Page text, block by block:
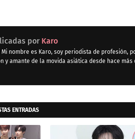
por Karo
Mi nombre es Karo, soy periodista de profesión,
y amante de la movida asiática desde hace más
ENTRADAS